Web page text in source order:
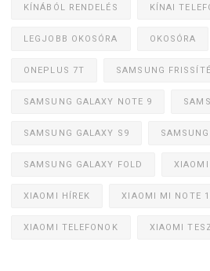
KÍNÁBÓL RENDELÉS KÍNAI
LEGJOBB OKOSÓRA OKOSÓRA
ONEPLUS 7T SAMSUNG
SAMSUNG GALAXY NOTE 9
SAMSUNG GALAXY S9
SAMSUNG GALAXY FOLD XIAOMI
XIAOMI HÍREK XIAOMI MI NOTE
XIAOMI TELEFONOK XIAOMI